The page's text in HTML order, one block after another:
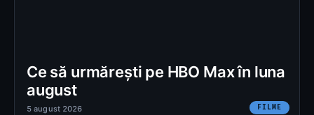
Ce să urmărești pe HBO Max în luna
august
FILME
5 august 2026